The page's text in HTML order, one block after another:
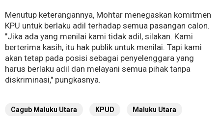
Menutup keterangannya, Mohtar menegaskan komitmen
KPU untuk berlaku adil terhadap semua pasangan calon.
"Jika ada yang menilai kami tidak adil, silakan. Kami
berterima kasih, itu hak publik untuk menilai. Tapi kami
akan tetap pada posisi sebagai penyelenggara yang
harus berlaku adil dan melayani semua pihak tanpa
diskriminasi," pungkasnya.
Cagub Maluku Utara KPUD Maluku Utara